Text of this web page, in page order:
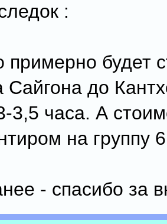
:
примерно будет
Сайгона до
3,5 часа. А
на группу
- спасибо за